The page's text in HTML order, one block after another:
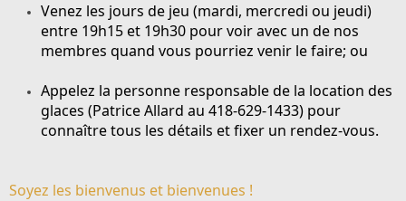
Venez les jours de jeu (mardi, mercredi ou jeudi)
entre 19h15 et 19h30 pour voir avec un de nos
membres quand vous pourriez venir le faire; ou
Appelez la personne responsable de la location des
glaces (Patrice Allard au 418-629-1433) pour
connaître tous les détails et fixer un rendez-vous.
Soyez les bienvenus et bienvenues !